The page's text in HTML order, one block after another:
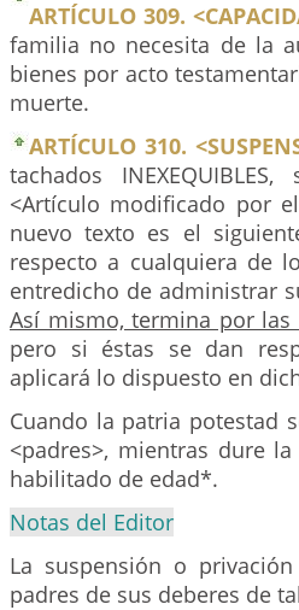
ARTÍCULO 309.
familia no necesita de la
bienes por acto
muerte.
ARTÍCULO 310.
tachados
<Artículo modificado por
nuevo texto es el
respecto a cualquiera de
entredicho de administrar
Así mismo, termina por
pero si éstas se dan
aplicará lo dispuesto en
Cuando la patria potestad
<padres>, mientras dure
habilitado de edad*.
Notas del Editor
La suspensión o
padres de sus deberes de